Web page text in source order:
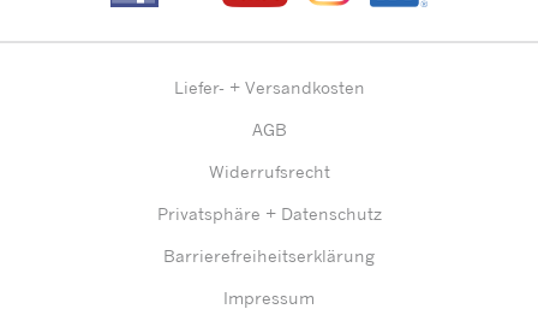
Liefer- + Versandkosten
AGB
Widerrufsrecht
Privatsphäre + Datenschutz
Barrierefreiheitserklärung
Impressum